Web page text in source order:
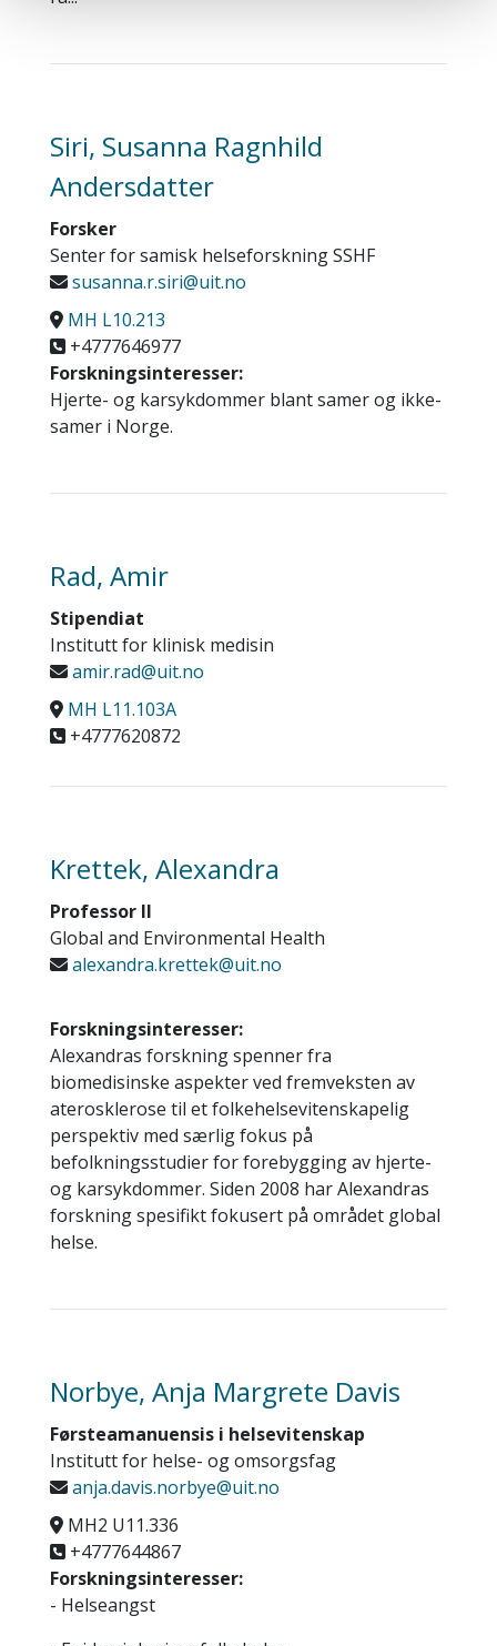
Siri, Susanna Ragnhild
Andersdatter
Forsker
Senter for samisk helseforskning SSHF
susanna.r.siri@uit.no
MH L10.213
+4777646977
Forskningsinteresser:
Hjerte- og karsykdommer blant samer og ikke-
samer i Norge.
Rad, Amir
Stipendiat
Institutt for klinisk medisin
amir.rad@uit.no
MH L11.103A
+4777620872
Krettek, Alexandra
Professor II
Global and Environmental Health
alexandra.krettek@uit.no
Forskningsinteresser:
Alexandras forskning spenner fra
biomedisinske aspekter ved fremveksten av
aterosklerose til et folkehelsevitenskapelig
perspektiv med særlig fokus på
befolkningsstudier for forebygging av hjerte-
og karsykdommer. Siden 2008 har Alexandras
forskning spesifikt fokusert på området global
helse.
Norbye, Anja Margrete Davis
Førsteamanuensis i helsevitenskap
Institutt for helse- og omsorgsfag
anja.davis.norbye@uit.no
MH2 U11.336
+4777644867
Forskningsinteresser:
- Helseangst